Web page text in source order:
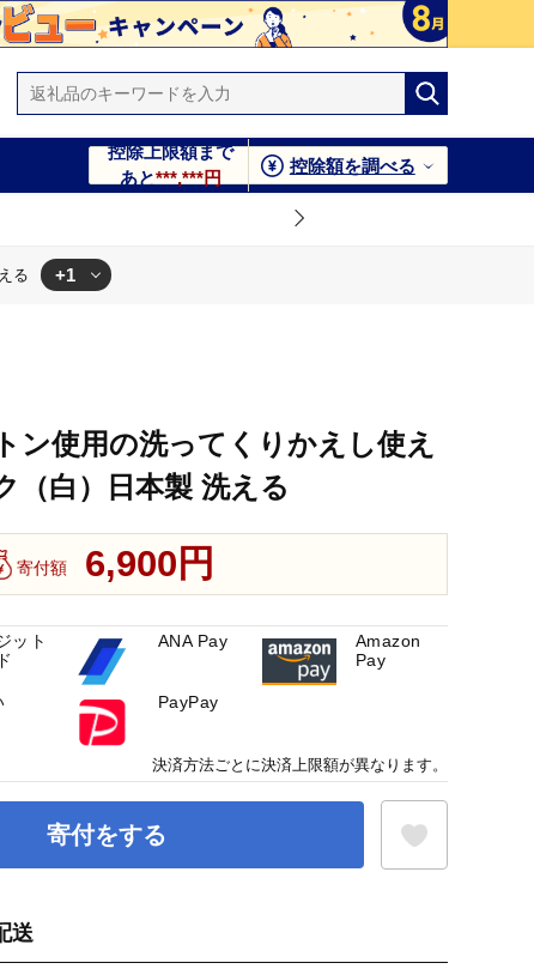
控除上限額まで
あと***,***円
控除額を調べる
る +1
ン使用の洗ってくりかえし使え
（白）日本製 洗える
寄付額 6,900円
寄付をする
送
ット
ANA Pay
Amazon
Pay
PayPay
決済方法ごとに決済上限額が異なります。